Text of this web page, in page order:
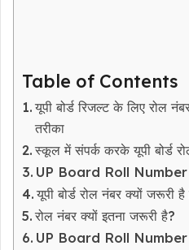
Table of Contents
यूपी बोर्ड रिजल्ट के लिए रोल
तरीका
स्कूल में संपर्क करके यूपी बोर्ड
UP Board Roll
यूपी बोर्ड रोल नंबर क्यों
रोल नंबर क्यों इतना जरूरी है?
UP Board Roll